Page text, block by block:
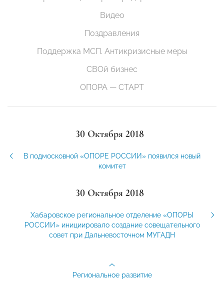
Видео
Поздравления
Поддержка МСП. Антикризисные меры
СВОй бизнес
ОПОРА — СТАРТ
30 Октября 2018
В подмосковной «ОПОРЕ РОССИИ» появился новый
комитет
30 Октября 2018
Хабаровское региональное отделение «ОПОРЫ
РОССИИ» инициировало создание совещательного
совет при Дальневосточном МУГАДН
Региональное развитие